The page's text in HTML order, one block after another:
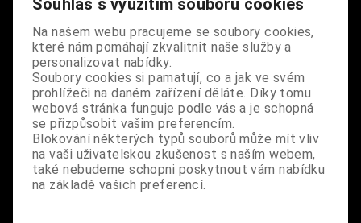
ks
Koupit
Tabulky velikostí: zde
Výrobce:import UK
Katalogové číslo:DOSDHRNBPUS6255
Záruka (měsíců):24
Dotaz na výrobek
Tisk
materiál: porcelán
design: sada dvou bílých hrnků s nápisem Witch
Na našem webu pracujeme se soubory cookies,
které nám pomáhají zkvalitnit naše služby a
personalizovat nabídky.
Soubory cookies si pamatují, co a jak ve svém
prohlížeči na daném zařízení děláte. Díky tomu
webová stránka funguje podle vás a je schopná
se přizpůsobit vašim preferencím.
Blokování některých typů souborů může mít vliv
na vaši uživatelskou zkušenost s naším webem,
také nebudeme schopni poskytnout vám nabídku
na základě vašich preferencí.